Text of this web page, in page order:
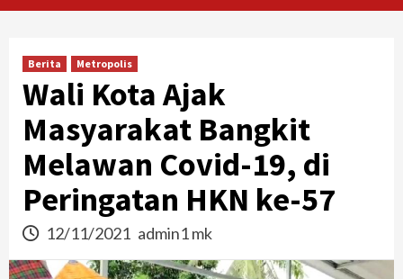
Berita Metropolis
Wali Kota Ajak
Masyarakat Bangkit
Melawan Covid-19, di
Peringatan HKN ke-57
12/11/2021 admin1 mk